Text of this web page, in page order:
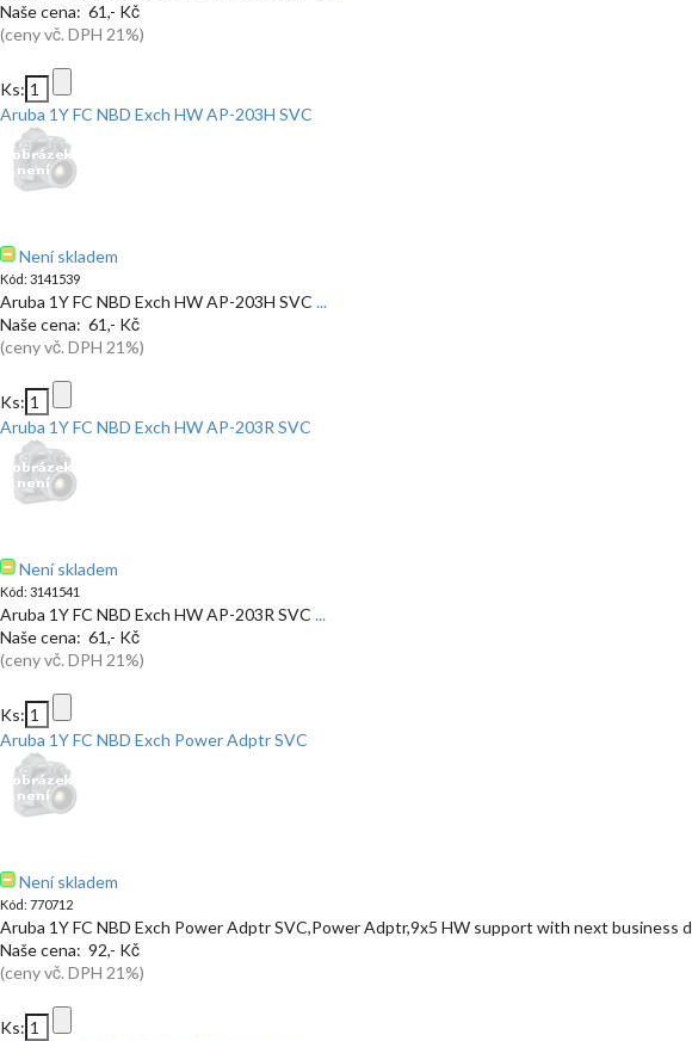
Naše cena: 61,- Kč
(ceny vč. DPH 21%)
Ks:
Aruba 1Y FC NBD Exch HW AP-203H SVC
Není skladem
Kód: 3141539
Aruba 1Y FC NBD Exch HW AP-203H SVC ...
Naše cena: 61,- Kč
(ceny vč. DPH 21%)
Ks:
Aruba 1Y FC NBD Exch HW AP-203R SVC
Není skladem
Kód: 3141541
Aruba 1Y FC NBD Exch HW AP-203R SVC ...
Naše cena: 61,- Kč
(ceny vč. DPH 21%)
Ks:
Aruba 1Y FC NBD Exch Power Adptr SVC
Není skladem
Kód: 770712
Aruba 1Y FC NBD Exch Power Adptr SVC,Power Adptr,9x5 HW support with next business d
Naše cena: 92,- Kč
(ceny vč. DPH 21%)
Ks: